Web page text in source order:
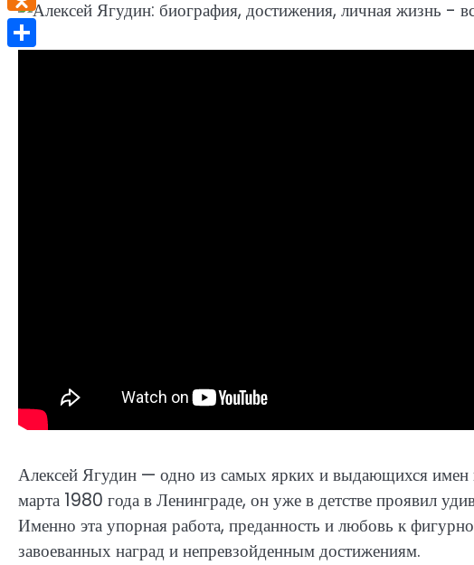
Алексей Ягудин — одно из самых ярких и выдающихся имен
марта 1980 года в Ленинграде, он уже в детстве проявил
Именно эта упорная работа, преданность и любовь к
завоеванных наград и непревзойденным достижениям.
Odnoklassniki